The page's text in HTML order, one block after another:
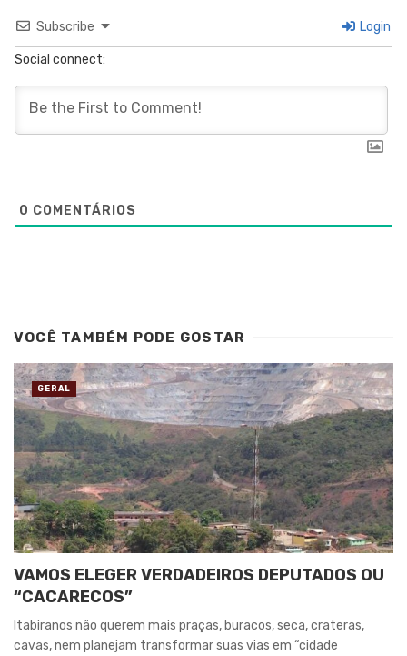
Subscribe Login
Social connect:
0 COMENTÁRIOS
VOCÊ TAMBÉM PODE GOSTAR
VAMOS ELEGER VERDADEIROS DEPUTADOS OU
“CACARECOS”
Itabiranos não querem mais praças, buracos, seca, crateras,
cavas, nem planejam transformar suas vias em “cidade
GERAL